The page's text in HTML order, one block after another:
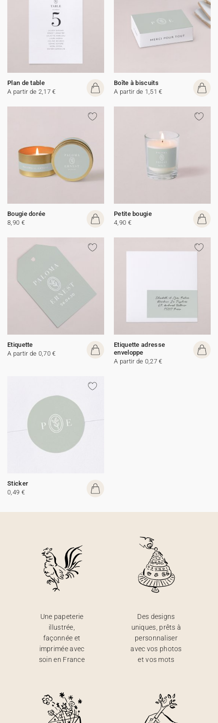
Plan de table
A partir de 2,17 €
Boîte à biscuits
A partir de 1,51 €
Bougie dorée
8,90 €
Petite bougie
4,90 €
Etiquette
A partir de 0,70 €
Etiquette adresse
enveloppe
A partir de 0,27 €
Sticker
0,49 €
Une papeterie
illustrée,
façonnée et
imprimée avec
soin en France
Des designs
uniques, prêts à
personnaliser
avec vos photos
et vos mots